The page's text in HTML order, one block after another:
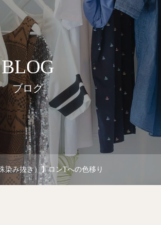
BLOG
ブログ
染み抜き）】ロンTへの色移り